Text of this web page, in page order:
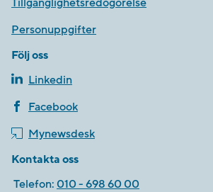
Personuppgifter
Följ oss
Linkedin
Facebook
Mynewsdesk
Kontakta oss
Telefon: 010 - 698 60 00